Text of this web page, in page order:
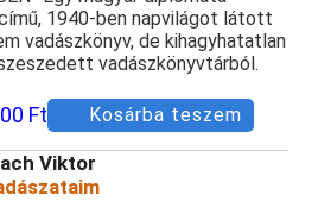
1940-ben napvilágot látott
vadászkönyv, de kihagyhatatlan
vadászkönyvtárból.
Ft Kosárba teszem
Viktor